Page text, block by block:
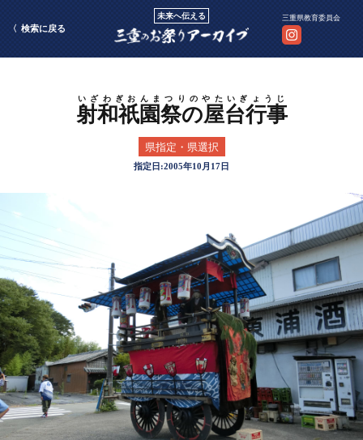
検索に戻る
未来へ伝える 三重県教育委員会
2005年10月17日
射和祇園祭の屋台行事
いざわぎおんまつ
県指定・県選択